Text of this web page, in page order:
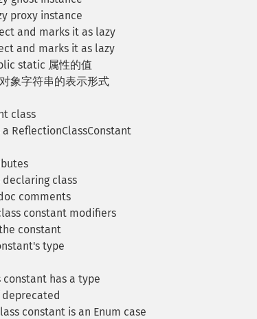
proxy instance
and marks it as lazy
and marks it as lazy
static 属性的值
象字符串的表示形式
class
ReflectionClassConstant
class
comments
constant modifiers
constant
type
has a type
constant is an Enum case